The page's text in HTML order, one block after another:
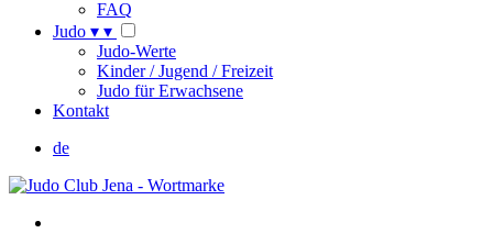
FAQ
Judo ▾ ▾
Judo-Werte
Kinder / Jugend / Freizeit
Judo für Erwachsene
Kontakt
de